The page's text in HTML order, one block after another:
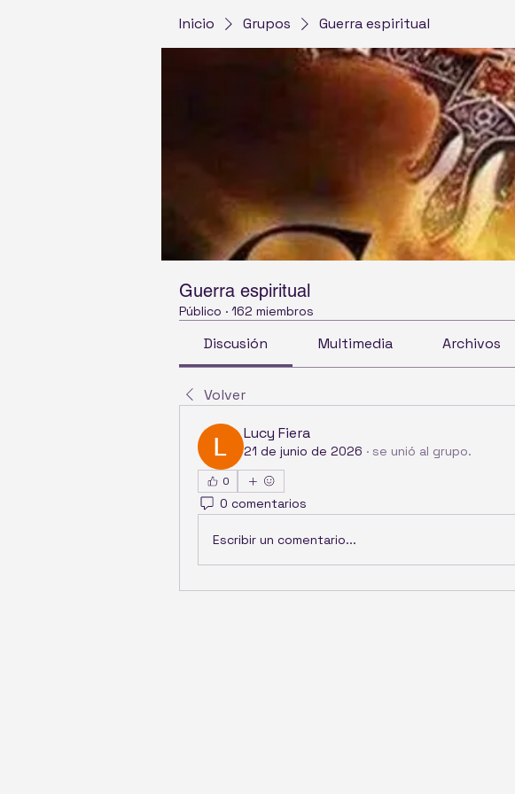
Inicio Grupos Guerra espiritual
Guerra espiritual
Público · 162 miembros
Discusión Multimedia Archivos
Volver
Lucy Fiera
21 de junio de 2026 · se unió al grupo.
0
0 comentarios
Escribir un comentario...